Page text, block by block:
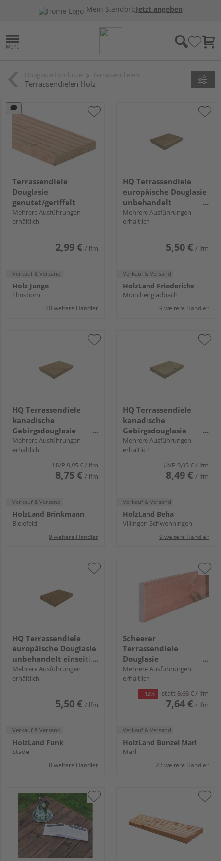
Mein Standort:Jetzt angeben
Terrassendielen Holz
Terrassendiele
Douglasie
genutet/geriffelt
Mehrere Ausführungen
erhältlich
2,99 € / lfm
Verkauf & Versand
Holz Junge
Elmshorn
20 weitere Händler
HQ Terrassendiele
europäische Douglasie
unbehandelt
beidseitig glatt - 26 x
140 mm
Mehrere Ausführungen
erhältlich
5,50 € / lfm
Verkauf & Versand
HolzLand Friederichs
Mönchengladbach
9 weitere Händler
HQ Terrassendiele
kanadische
Gebirgsdouglasie
unbehandelt einseitig
genutet, einseitig
geriffelt - 26 x 142 mm
Mehrere Ausführungen
erhältlich
UVP 9,95 €/ lfm
8,75 € / lfm
Verkauf & Versand
HolzLand Brinkmann
Bielefeld
9 weitere Händler
HQ Terrassendiele
kanadische
Gebirgsdouglasie
unbehandelt
beidseitig glatt - 26 x
Mehrere Ausführungen
erhältlich
UVP 9,95 €/ lfm
8,49 € / lfm
Verkauf & Versand
HolzLand Beha
Villingen-Schwenningen
9 weitere Händler
HQ Terrassendiele
europäische Douglasie
unbehandelt einseitig
genutet, einseitig
geriffelt - 26 x 140 mm
Mehrere Ausführungen
erhältlich
5,50 € / lfm
Verkauf & Versand
HolzLand Funk
Stade
8 weitere Händler
Scheerer
Terrassendiele
Douglasie
unbehandelt
Douglasie natur
beidseitig glatt,
Rundkante - 28 x 145
Mehrere Ausführungen
erhältlich
- 12% statt 8,68€/ lfm
7,64 € / lfm
Verkauf & Versand
HolzLand Bunzel Marl
Marl
23 weitere Händler